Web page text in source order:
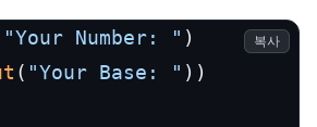
"Your Number: " )
( "Your Base: " ))
복사